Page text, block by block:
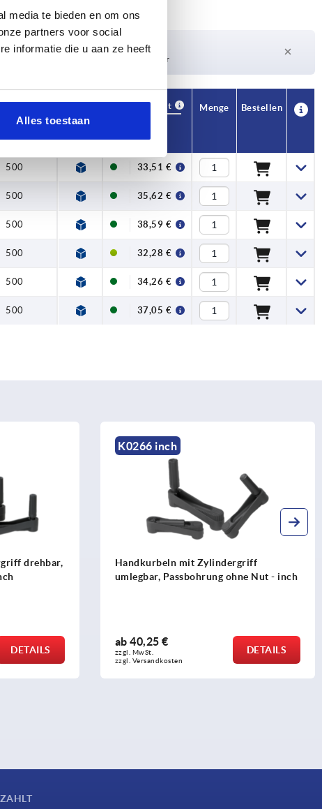
media te bieden en om ons
partners voor social
informatie die u aan ze heeft
Alles toestaan
Lieferzeit auf Anfrage
Derzeit nicht auf Lager
N
Verfügbarkeit
Menge Bestellen
500 33,51 €
500 35,62 €
500 38,59 €
500 32,28 €
500 34,26 €
500 37,05 €
drehbar,
DETAILS
K0266 inch
Handkurbeln mit Zylindergriff
umlegbar, Passbohrung ohne Nut - inch
ab 40,25 €
zzgl. MwSt.
zzgl. Versandkosten
DETAILS